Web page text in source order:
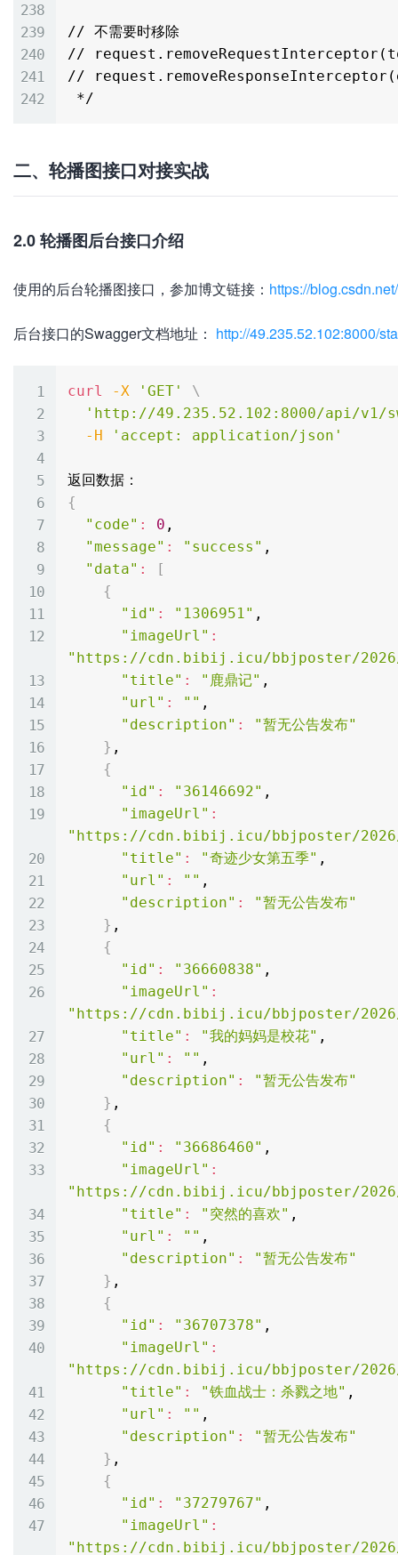
// 不需要时移除
//
//
二、轮播图接口对接实战
2.0 轮播图后台接口介绍
使用的后台轮播图接口，参加博文链接： https://
后台接口的Swagger文档地址： http://49.235.52.102:8000/
curl -X 'GET'
\
'http://49.235.52.102:8000/api/v1/
-H
'accept: application/json'
{
"code" : 0 ,
"message" : "success" ,
"data" :
[
{
"id" : "1306951" ,
"imageUrl" :
"https://cdn.bibij.icu/bbjposter/2026/
"title" : "鹿鼎记" ,
"url" : "" ,
"description" :
"暂无公告发布"
} ,
{
"id" : "36146692" ,
"imageUrl" :
"https://cdn.bibij.icu/bbjposter/2026/
"title" : "奇迹少女第五季" ,
"url" : "" ,
"description" :
"暂无公告发布"
} ,
{
"id" : "36660838" ,
"imageUrl" :
"https://cdn.bibij.icu/bbjposter/2026/
"title" : "我的妈妈是校花" ,
"url" : "" ,
"description" :
"暂无公告发布"
} ,
{
"id" : "36686460" ,
"imageUrl" :
"https://cdn.bibij.icu/bbjposter/2026/
"title" : "突然的喜欢" ,
"url" : "" ,
"description" :
"暂无公告发布"
} ,
{
"id" : "36707378" ,
"imageUrl" :
"https://cdn.bibij.icu/bbjposter/2026/
"title" : "铁血战士：杀戮之地" ,
"url" : "" ,
"description" :
"暂无公告发布"
} ,
{
"id" : "37279767" ,
"imageUrl" :
"https://cdn.bibij.icu/bbjposter/2026/